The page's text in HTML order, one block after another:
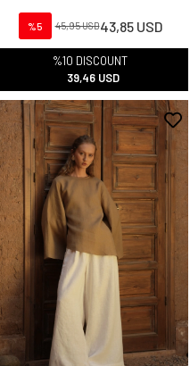
%5 45,95 USD43,85 USD
%10 DISCOUNT
39,46 USD